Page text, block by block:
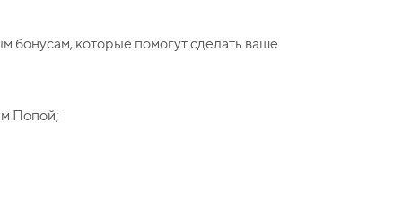
которые помогут сделать ваше
Попой;